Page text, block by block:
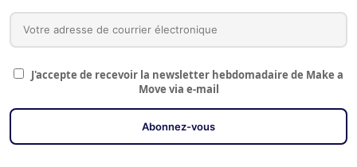
J'accepte de recevoir la newsletter hebdomadaire de Make a
Move via e-mail